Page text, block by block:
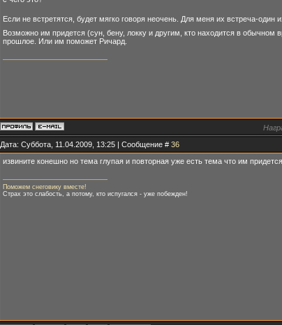
Если не встретятся, будет мягко говоря неочень. Для меня их встреча-
Возможно им придется (сун, бену, локку и другим, кто находится в
прошлое. Или им поможет Ричард.
Дата: Суббота, 11.04.2009, 13:25 | Сообщение # 36
извините конешно но тема глупая и повторная уже есть тема что им
Поможем снеговику вместе!
Страх это слабость, а потому, кто испугался - уже побежден!